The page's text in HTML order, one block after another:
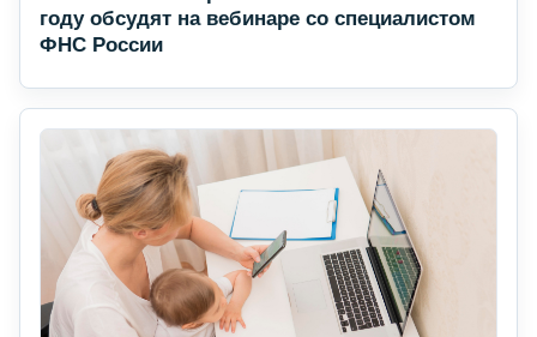
году обсудят на вебинаре со специалистом
ФНС России